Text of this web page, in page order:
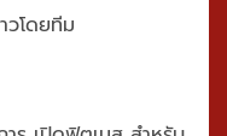
วโดยทีม